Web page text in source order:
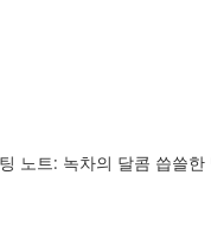
노트: 녹차의 달콤 씁쓸한